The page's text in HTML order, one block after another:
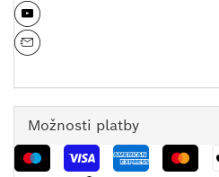
Možnosti platby